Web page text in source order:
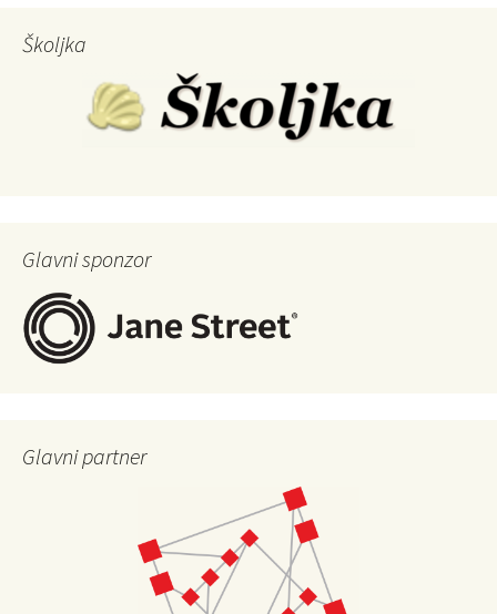
Školjka
Glavni sponzor
Glavni partner